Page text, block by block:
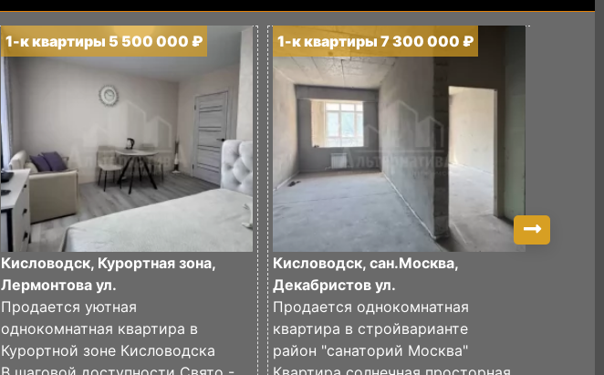
1-к квартиры 5 500 000 ₽
Кисловодск, Курортная зона,
Лермонтова ул.
Продается уютная
однокомнатная квартира в
Курортной зоне Кисловодска
1-к квартиры 7 300 000 ₽
Кисловодск, сан.Москва,
Декабристов ул.
Продается однокомнатная
квартира в стройварианте
район "санаторий Москва"